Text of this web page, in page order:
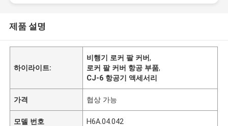
제품 설명
하이라이트:
비행기 로커 팔 커버,
로커 팔 커버 항공 부품,
CJ-6 항공기 액세서리
가격 협상 가능
모델 번호 H6A.04.042